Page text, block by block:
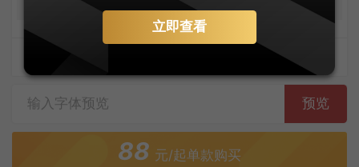
预览
88 元/起单款购买
立即查看